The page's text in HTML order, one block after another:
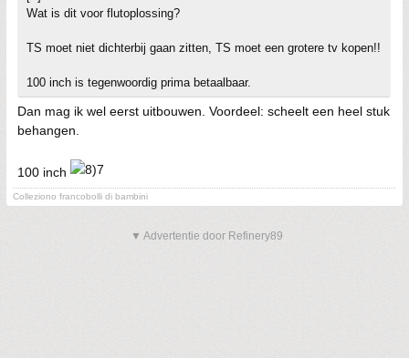
Wat is dit voor flutoplossing?
TS moet niet dichterbij gaan zitten, TS moet een grotere tv kopen!!
100 inch is tegenwoordig prima betaalbaar.
Dan mag ik wel eerst uitbouwen. Voordeel: scheelt een heel stuk
behangen.
100 inch
Colleziono francobolli di bambini
▼ Advertentie door Refinery89